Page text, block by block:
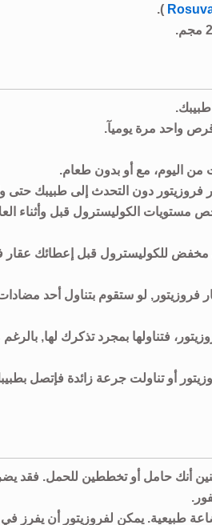
).
طبيبك.
واحد مرة يوميآ.
اليوم، مع أو بدون طعام.
فروزيتور دون التحدث إلى طبيبك
مستويات الكوليسترول قبل وأثناء
مخفض للكوليسترول قبل إعطائك عقار
فروزيتور, لو ستقوم بتناول أحد
فتناولها بمجرد تذكرك لها,
أو تناولت جرعة زائدة فإتصل
أنك حامل أو تخططين للحمل. فقد
طبيعية. يمكن لفروزيتور أن يفرز